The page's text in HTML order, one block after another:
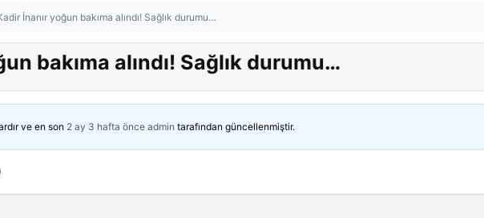
İnanır yoğun bakıma alındı! Sağlık durumu…
bakıma alındı! Sağlık durumu…
ve en son 2 ay 3 hafta önce admin tarafından güncellenmiştir.